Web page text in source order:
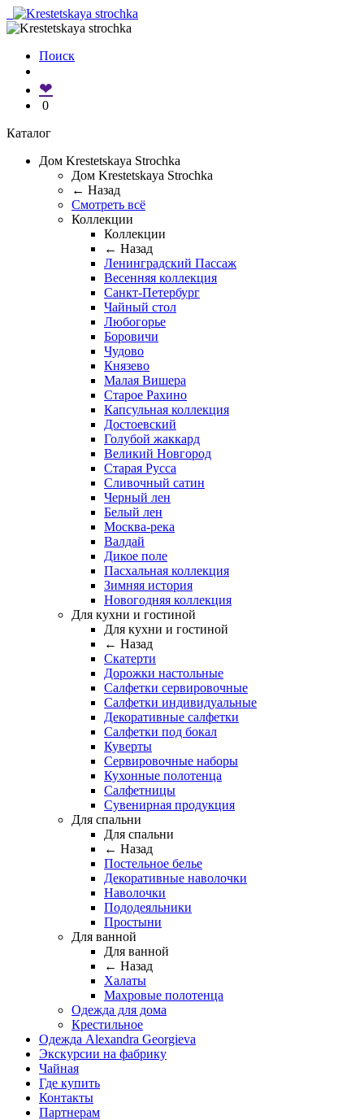
Поиск
❤
0
Каталог
Дом Krestetskaya Strochka
Дом Krestetskaya Strochka
← Назад
Смотреть всё
Коллекции
Коллекции
← Назад
Ленинградский Пассаж
Весенняя коллекция
Санкт-Петербург
Чайный стол
Любогорье
Боровичи
Чудово
Князево
Малая Вишера
Старое Рахино
Капсульная коллекция
Достоевский
Голубой жаккард
Великий Новгород
Старая Русса
Сливочный сатин
Черный лен
Белый лен
Москва-река
Валдай
Дикое поле
Пасхальная коллекция
Зимняя история
Новогодняя коллекция
Для кухни и гостиной
Для кухни и гостиной
← Назад
Скатерти
Дорожки настольные
Салфетки сервировочные
Салфетки индивидуальные
Декоративные салфетки
Салфетки под бокал
Куверты
Сервировочные наборы
Кухонные полотенца
Салфетницы
Сувенирная продукция
Для спальни
Для спальни
← Назад
Постельное белье
Декоративные наволочки
Наволочки
Пододеяльники
Простыни
Для ванной
Для ванной
← Назад
Халаты
Махровые полотенца
Одежда для дома
Крестильное
Одежда Alexandra Georgieva
Экскурсии на фабрику
Чайная
Где купить
Контакты
Партнерам